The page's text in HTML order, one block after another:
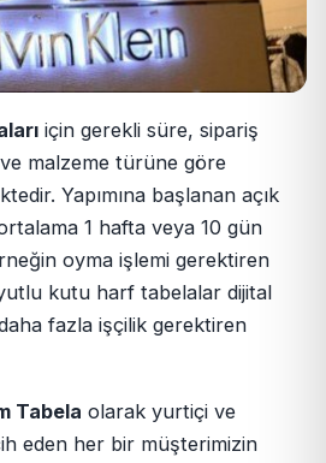
için gerekli süre, sipariş
malzeme türüne göre
Yapımına başlanan açık
1 hafta veya 10 gün
oyma işlemi gerektiren
kutu harf tabelalar dijital
fazla işçilik gerektiren
Tabela olarak yurtiçi ve
eden her bir müşterimizin